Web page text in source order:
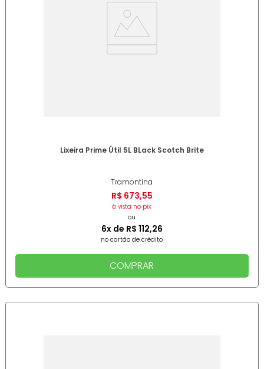
Lixeira Prime Útil 5L BLack Scotch Brite
Tramontina
R$ 673,55
à vista no pix
ou
6x de R$ 112,26
no cartão de crédito
COMPRAR